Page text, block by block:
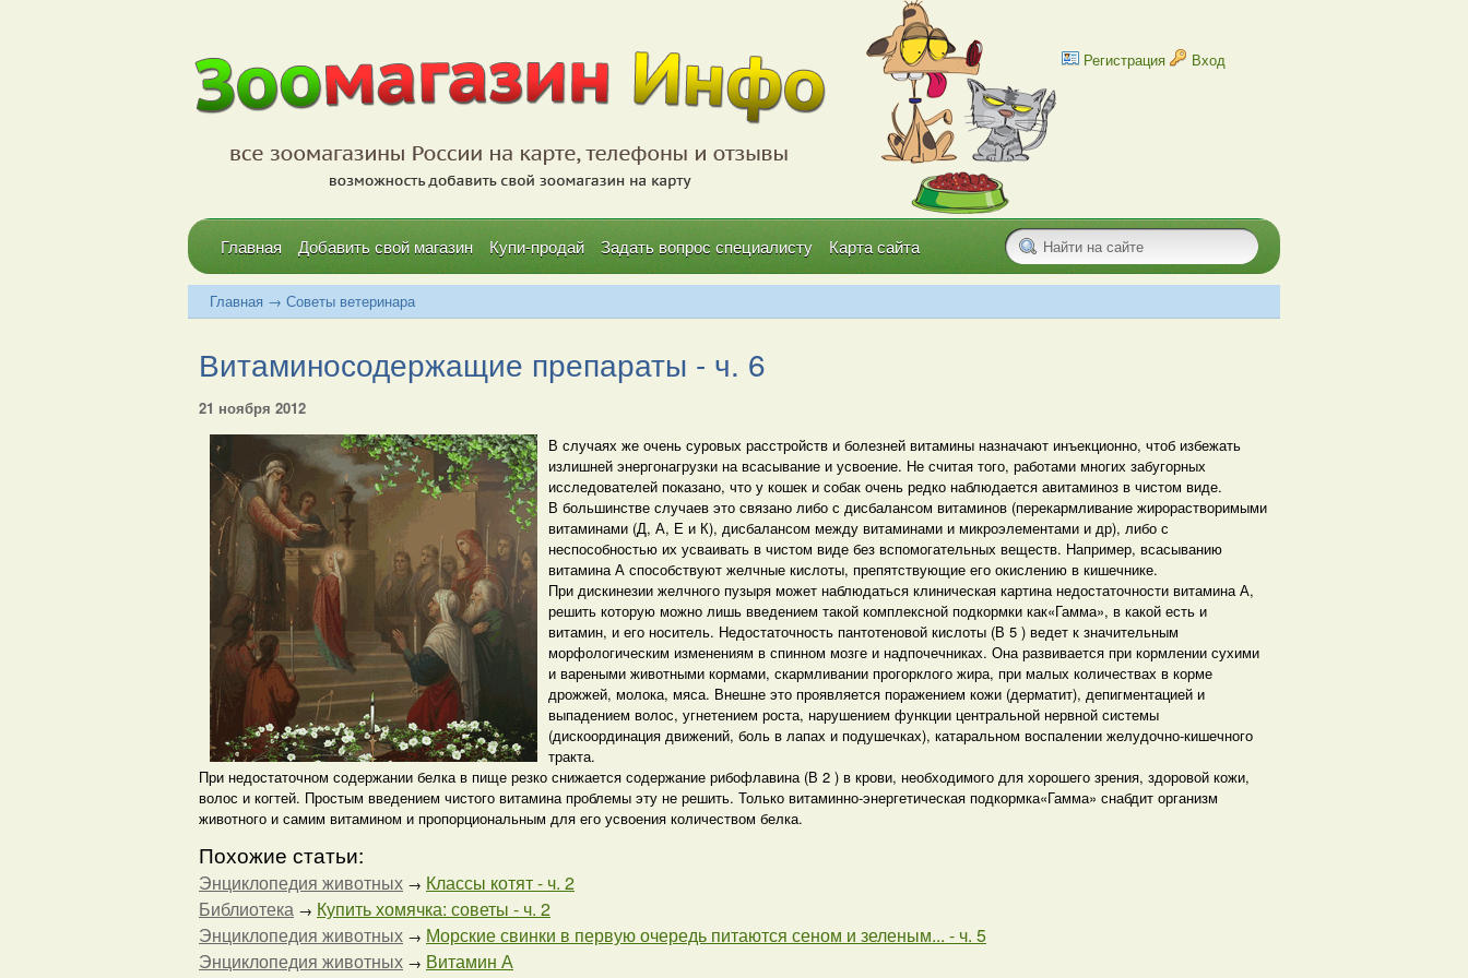
Регистрация Вход
Главная Добавить свой магазин Купи-продай Задать вопрос специалисту Карта сайта
Главная → Советы ветеринара
Витаминосодержащие препараты - ч. 6
21 ноября 2012
В случаях же очень суровых расстройств и болезней витамины назначают инъекционно, чтоб избежать
излишней энергонагрузки на всасывание и усвоение. Не считая того, работами многих забугорных
исследователей показано, что у кошек и собак очень редко наблюдается авитаминоз в чистом виде.
В большинстве случаев это связано либо с дисбалансом витаминов (перекармливание жирорастворимыми
витаминами (Д, А, Е и К), дисбалансом между витаминами и микроэлементами и др), либо с
неспособностью их усваивать в чистом виде без вспомогательных веществ. Например, всасыванию
витамина А способствуют желчные кислоты, препятствующие его окислению в кишечнике.
При дискинезии желчного пузыря может наблюдаться клиническая картина недостаточности витамина А,
решить которую можно лишь введением такой комплексной подкормки как«Гамма», в какой есть и
витамин, и его носитель. Недостаточность пантотеновой кислоты (В 5 ) ведет к значительным
морфологическим изменениям в спинном мозге и надпочечниках. Она развивается при кормлении сухими
и вареными животными кормами, скармливании прогорклого жира, при малых количествах в корме
дрожжей, молока, мяса. Внешне это проявляется поражением кожи (дерматит), депигментацией и
выпадением волос, угнетением роста, нарушением функции центральной нервной системы
(дискоординация движений, боль в лапах и подушечках), катаральном воспалении желудочно-кишечного
тракта.
При недостаточном содержании белка в пище резко снижается содержание рибофлавина (В 2 ) в крови, необходимого для хорошего зрения, здоровой кожи,
волос и когтей. Простым введением чистого витамина проблемы эту не решить. Только витаминно-энергетическая подкормка«Гамма» снабдит организм
животного и самим витамином и пропорциональным для его усвоения количеством белка.
Похожие статьи:
Энциклопедия животных → Классы котят - ч. 2
Библиотека → Купить хомячка: советы - ч. 2
Энциклопедия животных → Морские свинки в первую очередь питаются сеном и зеленым... - ч. 5
Энциклопедия животных → Витамин А